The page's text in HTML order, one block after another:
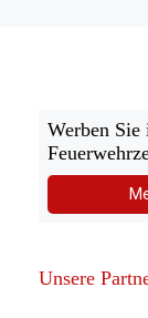
Werben Sie
Unsere